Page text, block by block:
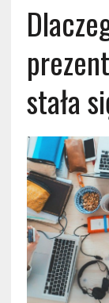
stała